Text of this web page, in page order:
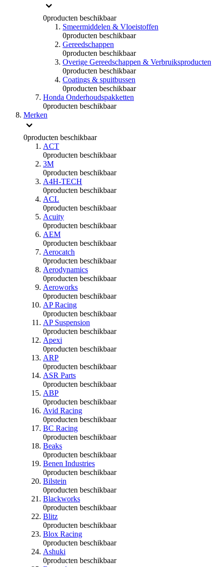
0producten beschikbaar
Smeermiddelen & Vloeistoffen
0producten beschikbaar
Gereedschappen
0producten beschikbaar
Overige Gereedschappen & Verbruiksproducten
0producten beschikbaar
Coatings & spuitbussen
0producten beschikbaar
Honda Onderhoudspakketten
0producten beschikbaar
Merken
0producten beschikbaar
ACT
0producten beschikbaar
3M
0producten beschikbaar
A4H-TECH
0producten beschikbaar
ACL
0producten beschikbaar
Acuity
0producten beschikbaar
AEM
0producten beschikbaar
Aerocatch
0producten beschikbaar
Aerodynamics
0producten beschikbaar
Aeroworks
0producten beschikbaar
AP Racing
0producten beschikbaar
AP Suspension
0producten beschikbaar
Apexi
0producten beschikbaar
ARP
0producten beschikbaar
ASR Parts
0producten beschikbaar
ABP
0producten beschikbaar
Avid Racing
0producten beschikbaar
BC Racing
0producten beschikbaar
Beaks
0producten beschikbaar
Benen Industries
0producten beschikbaar
Bilstein
0producten beschikbaar
Blackworks
0producten beschikbaar
Blitz
0producten beschikbaar
Blox Racing
0producten beschikbaar
Ashuki
0producten beschikbaar